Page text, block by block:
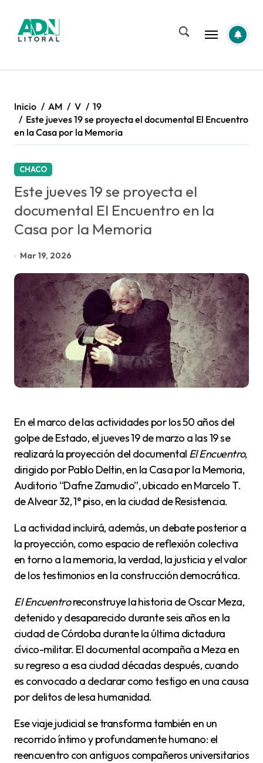
contenido
Inicio AM V
19
Este jueves 19 se proyecta el documental El Encuentro
en la Casa por la Memoria
CHACO
Este jueves 19 se proyecta el
documental El Encuentro en la
Casa por la Memoria
Mar 19, 2026
En el marco de las actividades por los 50 años del
golpe de Estado, el jueves 19 de marzo a las 19 se
realizará la proyección del documental El Encuentro,
dirigido por Pablo Deltin, en la Casa por la Memoria,
Auditorio “Dafne Zamudio”, ubicado en Marcelo T.
de Alvear 32, 1° piso, en la ciudad de Resistencia.
La actividad incluirá, además, un debate posterior a
la proyección, como espacio de reflexión colectiva
en torno a la memoria, la verdad, la justicia y el valor
de los testimonios en la construcción democrática.
El Encuentroreconstruye la historia de Oscar Meza,
detenido y desaparecido durante seis años en la
ciudad de Córdoba durante la última dictadura
cívico-militar. El documental acompaña a Meza en
su regreso a esa ciudad décadas después, cuando
es convocado a declarar como testigo en una causa
por delitos de lesa humanidad.
Ese viaje judicial se transforma también en un
recorrido íntimo y profundamente humano: el
reencuentro con antiguos compañeros universitarios